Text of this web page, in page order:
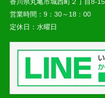
営業時間： 9：30～18：00
定休日： 水曜日